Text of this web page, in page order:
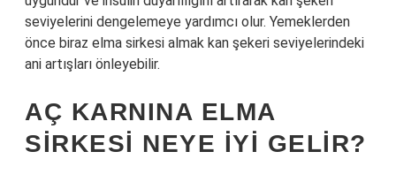
seviyelerini dengelemeye yardımcı olur. Yemeklerden
önce biraz elma sirkesi almak kan şekeri seviyelerindeki
ani artışları önleyebilir.
AÇ KARNINA ELMA
SIRKESI NEYE IYI GELIR?